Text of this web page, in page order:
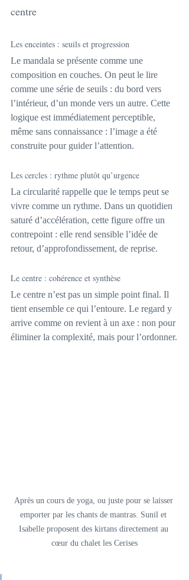
centre
Les enceintes : seuils et progression
Le mandala se présente comme une
composition en couches. On peut le lire
comme une série de seuils : du bord vers
l’intérieur, d’un monde vers un autre. Cette
logique est immédiatement perceptible,
même sans connaissance : l’image a été
construite pour guider l’attention.
Les cercles : rythme plutôt qu’urgence
La circularité rappelle que le temps peut se
vivre comme un rythme. Dans un quotidien
saturé d’accélération, cette figure offre un
contrepoint : elle rend sensible l’idée de
retour, d’approfondissement, de reprise.
Le centre : cohérence et synthèse
Le centre n’est pas un simple point final. Il
tient ensemble ce qui l’entoure. Le regard y
arrive comme on revient à un axe : non pour
éliminer la complexité, mais pour l’ordonner.
Après un cours de yoga, ou juste pour se laisser
emporter par les chants de mantras. Sunil et
Isabelle proposent des kirtans directement au
cœur du chalet les Cerises